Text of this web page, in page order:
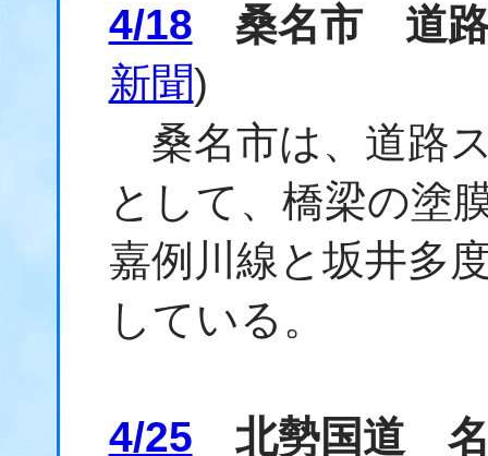
4/18 桑名市 道路
新聞)
桑名市は、道路
として、橋梁の塗
嘉例川線と坂井多
している。
4/25 北勢国道 名